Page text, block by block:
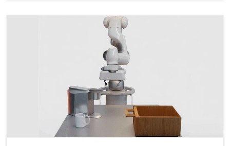
NVIDIA Cosmos 世界基盤モデルによる、合成データのスケー